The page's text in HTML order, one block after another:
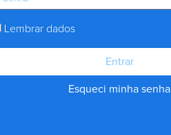
Lembrar dados
Entrar
Esqueci minha senha